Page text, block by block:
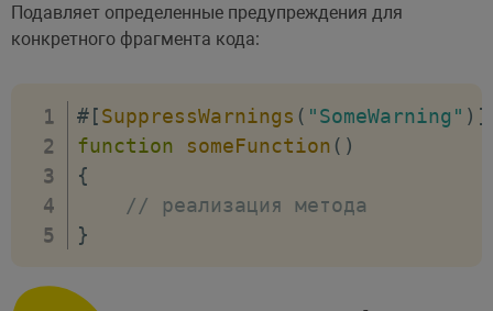
Подавляет определенные предупреждения для
конкретного фрагмента кода:
#[SuppressWarnings ( "SomeWarning" ) ]
function
someFunction ( )
{
// реализация метода
}